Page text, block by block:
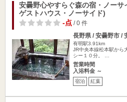
安曇野心やすらぐ森の宿・ノー
ゲストハウス・ノーサイド)
-点/ 0 件
長野県 / 安曇野市 /
有明駅3.91km
JR中央本線松本駅から
シー１０分。 …
営業時間
入浴料金 ～
宿泊 紅葉